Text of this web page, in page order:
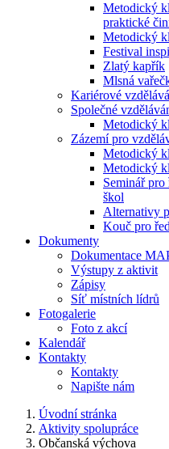
Metodický
praktické
Metodický
Festival
Zlatý kapřík
Mlsná
Kariérové
Společné
Metodický
Zázemí pro
Metodický
Metodický
Seminář pro
škol
Alternativy
Kouč pro
Dokumenty
Dokumentace
Výstupy z aktivit
Zápisy
Síť místních lídrů
Fotogalerie
Foto z akcí
Kalendář
Kontakty
Kontakty
Napište nám
Úvodní stránka
Aktivity spolupráce
Občanská výchova